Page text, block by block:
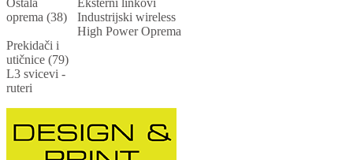
Ostala
oprema (38)
Eksterni linkovi
Industrijski wireless
High Power Oprema
Prekidači i
utičnice (79)
L3 svicevi -
ruteri